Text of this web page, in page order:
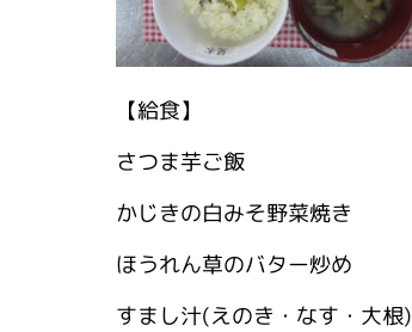
【給食】
さつま芋ご飯
かじきの白みそ野菜焼き
ほうれん草のバター炒め
すまし汁(えのき・なす・大根)